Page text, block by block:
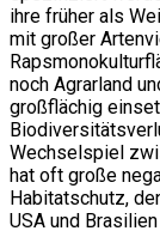
ihre früher als
mit großer
noch Agrarland
großflächig
Wechselspiel
hat oft große
Habitatschutz,
USA und